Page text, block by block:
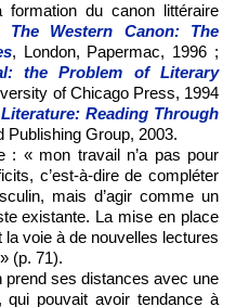
du canon littéraire
The Western Canon: The
, London, Papermac, 1996 ;
the Problem of Literary
of Chicago Press, 1994
Reading Through
Publishing Group, 2003.
: « mon travail n’a pas pour
c’est-à-dire de compléter
mais d’agir comme un
existante. La mise en place
la voie à de nouvelles lectures
(p. 71).
ses distances avec une
qui pouvait avoir tendance à